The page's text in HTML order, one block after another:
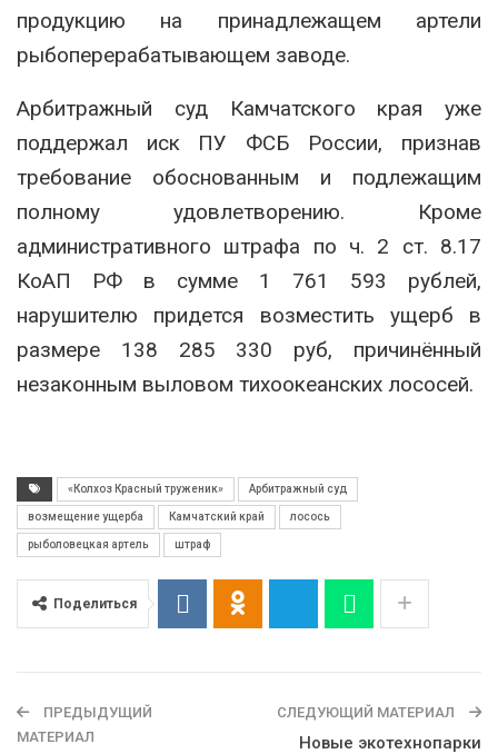
продукцию на принадлежащем артели
рыбоперерабатывающем заводе.
Арбитражный суд Камчатского края уже
поддержал иск ПУ ФСБ России, признав
требование обоснованным и подлежащим
полному удовлетворению. Кроме
административного штрафа по ч. 2 ст. 8.17
КоАП РФ в сумме 1 761 593 рублей,
нарушителю придется возместить ущерб в
размере 138 285 330 руб, причинённый
незаконным выловом тихоокеанских лососей.
«Колхоз Красный труженик» Арбитражный суд
возмещение ущерба Камчатский край лосось
рыболовецкая артель штраф
Поделиться
ПРЕДЫДУЩИЙ
МАТЕРИАЛ
СЛЕДУЮЩИЙ МАТЕРИАЛ
Новые экотехнопарки